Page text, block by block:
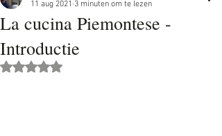
La cucina Piemontese -
Introductie
11 aug 2021 3 minuten om te lezen
Beoordeeld met NaN uit 5 sterren.